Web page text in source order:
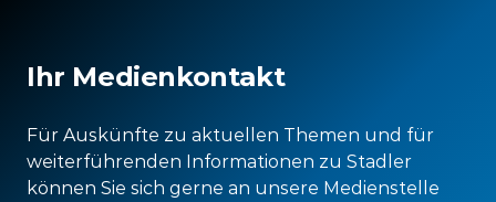
Ihr Medienkontakt
Für Auskünfte zu aktuellen Themen und für
weiterführenden Informationen zu Stadler
können Sie sich gerne an unsere Medienstelle